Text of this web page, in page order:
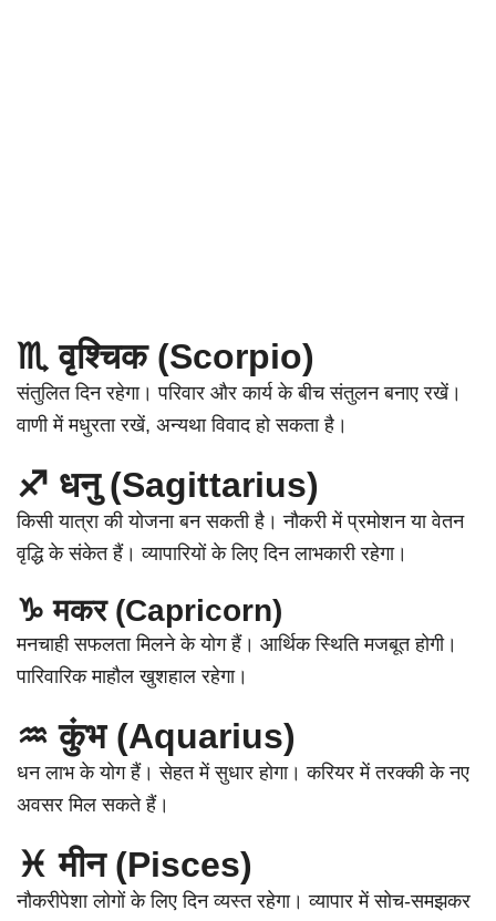
♏ वृश्चिक (Scorpio)
संतुलित दिन रहेगा। परिवार और कार्य के बीच संतुलन बनाए रखें।
वाणी में मधुरता रखें, अन्यथा विवाद हो सकता है।
♐ धनु (Sagittarius)
किसी यात्रा की योजना बन सकती है। नौकरी में प्रमोशन या वेतन
वृद्धि के संकेत हैं। व्यापारियों के लिए दिन लाभकारी रहेगा।
♑ मकर (Capricorn)
मनचाही सफलता मिलने के योग हैं। आर्थिक स्थिति मजबूत होगी।
पारिवारिक माहौल खुशहाल रहेगा।
♒ कुंभ (Aquarius)
धन लाभ के योग हैं। सेहत में सुधार होगा। करियर में तरक्की के नए
अवसर मिल सकते हैं।
♓ मीन (Pisces)
नौकरीपेशा लोगों के लिए दिन व्यस्त रहेगा। व्यापार में सोच-समझकर